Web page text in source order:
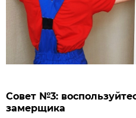
Совет №3:
замерщика